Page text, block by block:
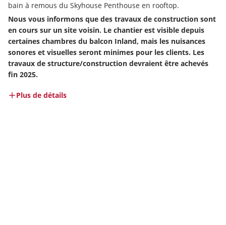
bain à remous du Skyhouse Penthouse en rooftop.
Nous vous informons que des travaux de construction sont
en cours sur un site voisin. Le chantier est visible depuis
certaines chambres du balcon Inland, mais les nuisances
sonores et visuelles seront minimes pour les clients. Les
travaux de structure/construction devraient être achevés
fin 2025.
Plus de détails